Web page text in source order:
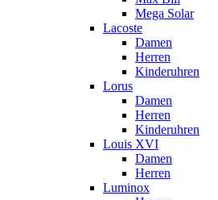
Mega Solar
Lacoste
Damen
Herren
Kinderuhren
Lorus
Damen
Herren
Kinderuhren
Louis XVI
Damen
Herren
Luminox